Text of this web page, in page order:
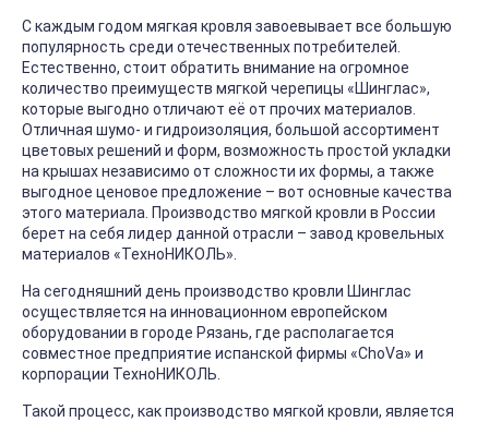
С каждым годом мягкая кровля завоевывает все большую
популярность среди отечественных потребителей.
Естественно, стоит обратить внимание на огромное
количество преимуществ мягкой черепицы «Шинглас»,
которые выгодно отличают её от прочих материалов.
Отличная шумо- и гидроизоляция, большой ассортимент
цветовых решений и форм, возможность простой укладки
на крышах независимо от сложности их формы, а также
выгодное ценовое предложение – вот основные качества
этого материала. Производство мягкой кровли в России
берет на себя лидер данной отрасли – завод кровельных
материалов «ТехноНИКОЛЬ».
На сегодняшний день производство кровли Шинглас
осуществляется на инновационном европейском
оборудовании в городе Рязань, где располагается
совместное предприятие испанской фирмы «ChoVa» и
корпорации ТехноНИКОЛЬ.
Такой процесс, как производство мягкой кровли, является